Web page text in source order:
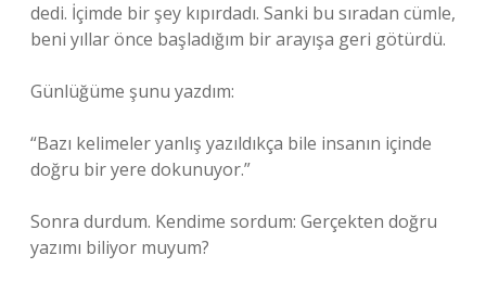
dedi. İçimde bir şey kıpırdadı. Sanki bu sıradan cümle,
beni yıllar önce başladığım bir arayışa geri götürdü.
Günlüğüme şunu yazdım:
“Bazı kelimeler yanlış yazıldıkça bile insanın içinde
doğru bir yere dokunuyor.”
Sonra durdum. Kendime sordum: Gerçekten doğru
yazımı biliyor muyum?